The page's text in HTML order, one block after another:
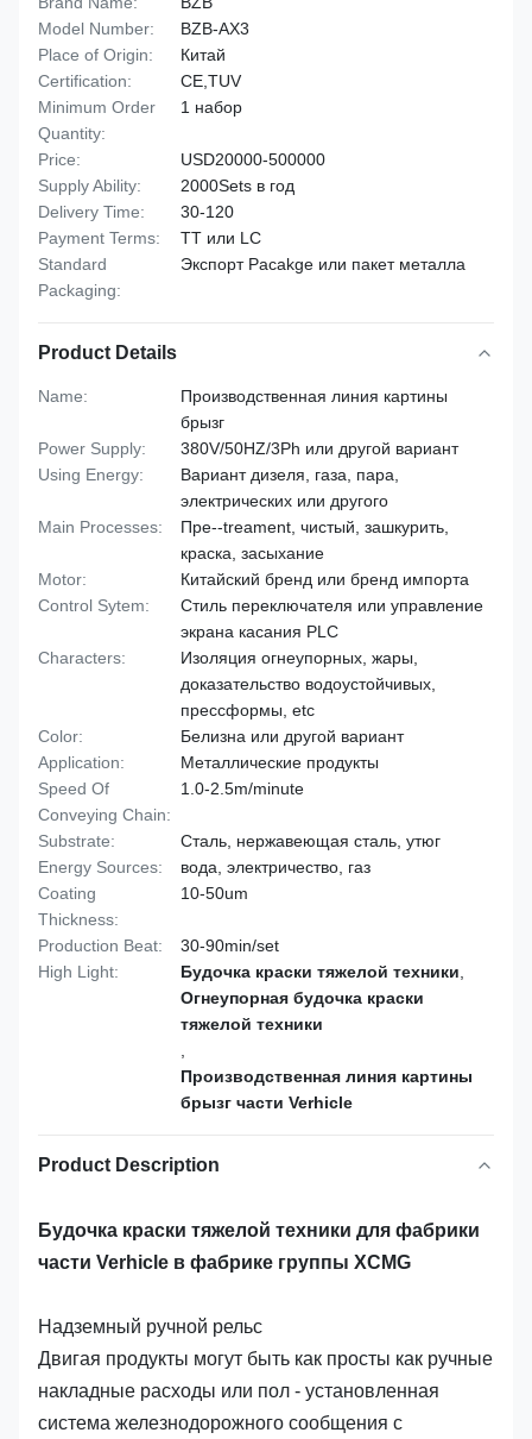
Model Number:
BZB-AX3
Place of Origin:
Китай
Certification:
CE,TUV
Minimum Order
Quantity:
1 набор
Price:
USD20000-500000
Supply Ability:
2000Sets в год
Delivery Time:
30-120
Payment Terms:
TT или LC
Standard
Packaging:
Экспорт Pacakge или пакет металла
Product Details
Name:
Производственная линия картины
брызг
Power Supply:
380V/50HZ/3Ph или другой вариант
Using Energy:
Вариант дизеля, газа, пара,
электрических или другого
Main Processes:
Пре--treament, чистый, зашкурить,
краска, засыхание
Motor:
Китайский бренд или бренд импорта
Control Sytem:
Стиль переключателя или управление
экрана касания PLC
Characters:
Изоляция огнеупорных, жары,
доказательство водоустойчивых,
прессформы, etc
Color:
Белизна или другой вариант
Application:
Металлические продукты
Speed Of
Conveying Chain:
1.0-2.5m/minute
Substrate:
Сталь, нержавеющая сталь, утюг
Energy Sources:
вода, электричество, газ
Coating
Thickness:
10-50um
Production Beat:
30-90min/set
High Light:
Будочка краски тяжелой техники
Огнеупорная будочка краски
тяжелой техники
Производственная линия картины
брызг части Verhicle
Product Description
Будочка краски тяжелой техники для фабрики
части Verhicle в фабрике группы XCMG
Надземный ручной рельс
Двигая продукты могут быть как просты как ручные
накладные расходы или пол - установленная
система железнодорожного сообщения с